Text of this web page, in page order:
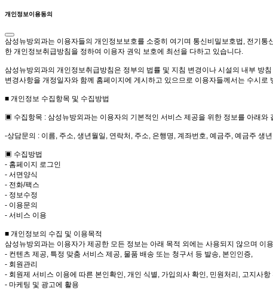
개인정보이용동의
삼성뉴방외과는 이용자들의 개인정보보호를 소중히 여기며 통신비밀보호법, 전기
한 개인정보취급방침을 정하여 이용자 권익 보호에 최선을 다하고 있습니다.
삼성뉴방외과의 개인정보취급방침은 정부의 법률 및 지침 변경이나 시설의 내부 방
변경사항을 개정일자와 함께 홈페이지에 게시하고 있으므로 이용자들께서는 수시로
■ 개인정보 수집항목 및 수집방법
▣ 수집항목 : 삼성뉴방외과는 이용자의 기본적인 서비스 제공을 위한 정보를 아래와
-상담문의 : 이름, 주소, 생년월일, 연락처, 주소, 은행명, 계좌번호, 예금주, 예금주 생
▣ 수집방법
- 홈페이지 로그인
- 서면양식
- 전화/팩스
- 정보수정
- 이용문의
- 서비스 이용
■ 개인정보의 수집 및 이용목적
삼성뉴방외과는 이용자가 제공한 모든 정보는 아래 목적 외에는 사용되지 않으며 이
- 컨텐츠 제공, 특정 맞춤 서비스 제공, 물품 배송 또는 청구서 등 발송, 본인인증,
- 회원관리
- 회원제 서비스 이용에 따른 본인확인, 개인 식별, 가입의사 확인, 민원처리, 고지사항
- 마케팅 및 광고에 활용